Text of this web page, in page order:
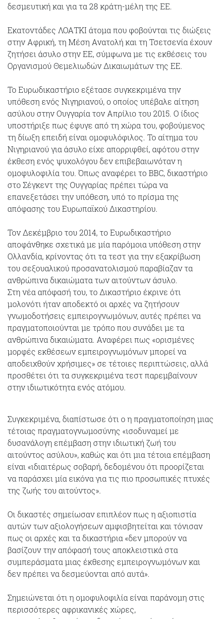
δεσμευτική και για τα 28 κράτη-μέλη της ΕΕ.
Εκατοντάδες ΛΟΑΤΚΙ άτομα που φοβούνται τις διώξεις
στην Αφρική, τη Μέση Ανατολή και τη Τσετσενία έχουν
ζητήσει άσυλο στην ΕΕ, σύμφωνα με τις εκθέσεις του
Οργανισμού Θεμελιωδών Δικαιωμάτων της ΕΕ.
Το Ευρωδικαστήριο εξέτασε συγκεκριμένα την
υπόθεση ενός Νιγηριανού, ο οποίος υπέβαλε αίτηση
ασύλου στην Ουγγαρία τον Απρίλιο του 2015. Ο ίδιος
υποστήριξε πως έφυγε από τη χώρα του, φοβούμενος
τη δίωξη επειδή είναι ομοφυλόφιλος. Το αίτημα του
Νιγηριανού για άσυλο είχε απορριφθεί, αφότου στην
έκθεση ενός ψυχολόγου δεν επιβεβαιωνόταν η
ομοφυλοφιλία του. Όπως αναφέρει το BBC, δικαστήριο
στο Σέγκεντ της Ουγγαρίας πρέπει τώρα να
επανεξετάσει την υπόθεση, υπό το πρίσμα της
απόφασης του Ευρωπαϊκού Δικαστηρίου.
Τον Δεκέμβριο του 2014, το Ευρωδικαστήριο
αποφάνθηκε σχετικά με μία παρόμοια υπόθεση στην
Ολλανδία, κρίνοντας ότι τα τεστ για την εξακρίβωση
του σεξουαλικού προσανατολισμού παραβίαζαν τα
ανθρώπινα δικαιώματα των αιτούντων άσυλο.
Στη νέα απόφασή του, το Δικαστήριο έκρινε ότι
μολονότι ήταν αποδεκτό οι αρχές να ζητήσουν
γνωμοδοτήσεις εμπειρογνωμόνων, αυτές πρέπει να
πραγματοποιούνται με τρόπο που συνάδει με τα
ανθρώπινα δικαιώματα. Αναφέρει πως «ορισμένες
μορφές εκθέσεων εμπειρογνωμόνων μπορεί να
αποδειχθούν χρήσιμες» σε τέτοιες περιπτώσεις, αλλά
προσθέτει ότι τα συγκεκριμένα τεστ παρεμβαίνουν
στην ιδιωτικότητα ενός ατόμου.
Συγκεκριμένα, διαπίστωσε ότι ο η πραγματοποίηση μιας
τέτοιας πραγματογνωμοσύνης «ισοδυναμεί με
δυσανάλογη επέμβαση στην ιδιωτική ζωή του
αιτούντος ασύλου», καθώς και ότι μια τέτοια επέμβαση
είναι «ιδιαιτέρως σοβαρή, δεδομένου ότι προορίζεται
να παράσχει μία εικόνα για τις πιο προσωπικές πτυχές
της ζωής του αιτούντος».
Οι δικαστές σημείωσαν επιπλέον πως η αξιοπιστία
αυτών των αξιολογήσεων αμφισβητείται και τόνισαν
πως οι αρχές και τα δικαστήρια «δεν μπορούν να
βασίζουν την απόφασή τους αποκλειστικά στα
συμπεράσματα μιας έκθεσης εμπειρογνωμόνων και
δεν πρέπει να δεσμεύονται από αυτά».
Σημειώνεται ότι η ομοφυλοφιλία είναι παράνομη στις
περισσότερες αφρικανικές χώρες,